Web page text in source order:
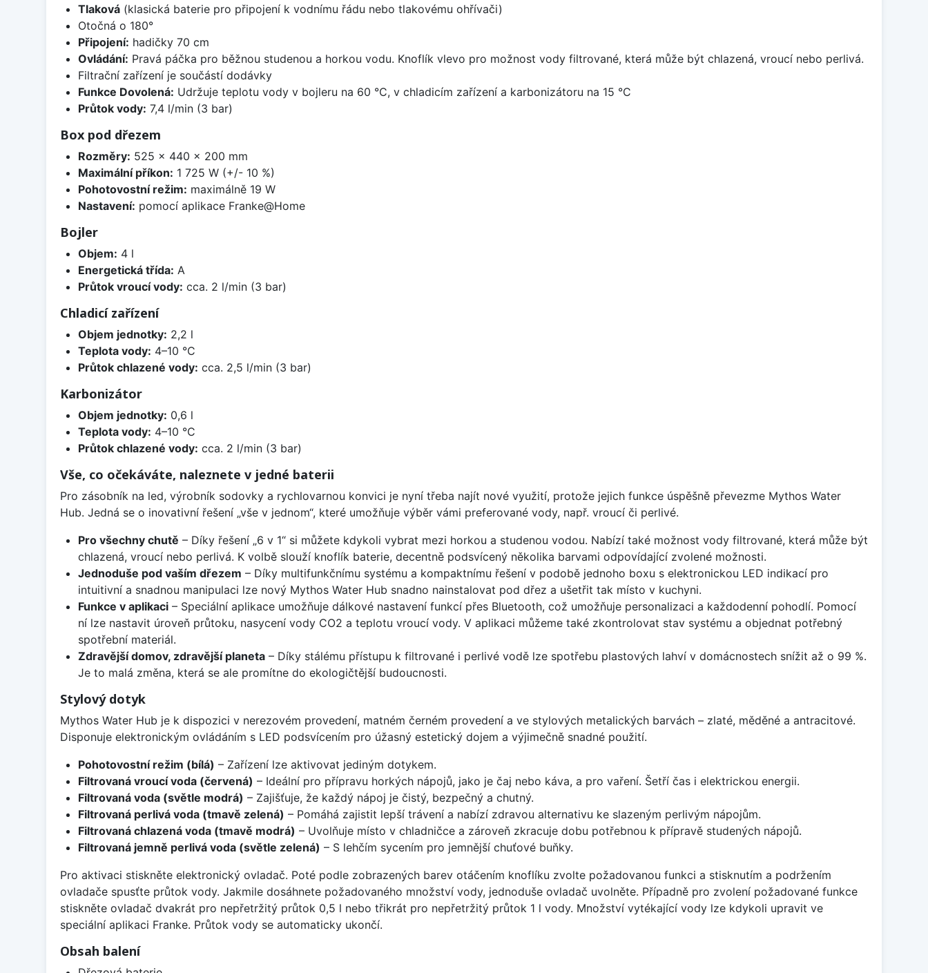
Tlaková(klasická baterie pro připojení k vodnímu řádu nebo tlakovému ohřívači)
Otočná o 180°
Připojení: hadičky 70 cm
Ovládání: Pravá páčka pro běžnou studenou a horkou vodu. Knoflík vlevo pro možnost vody filtrované, která může být chlazená, vroucí nebo perlivá.
Filtrační zařízení je součástí dodávky
Funkce Dovolená: Udržuje teplotu vody v bojleru na 60 °C, v chladicím zařízení a karbonizátoru na 15 °C
Průtok vody: 7,4 l/min (3 bar)
Box pod dřezem
Rozměry: 525 x 440 x 200 mm
Maximální příkon: 1 725 W (+/- 10 %)
Pohotovostní režim: maximálně 19 W
Nastavení: pomocí aplikace Franke@Home
Bojler
Objem: 4 l
Energetická třída: A
Průtok vroucí vody: cca. 2 l/min (3 bar)
Chladicí zařízení
Objem jednotky: 2,2 l
Teplota vody: 4–10 °C
Průtok chlazené vody: cca. 2,5 l/min (3 bar)
Karbonizátor
Objem jednotky: 0,6 l
Teplota vody: 4–10 °C
Průtok chlazené vody: cca. 2 l/min (3 bar)
Vše, co očekáváte, naleznete v jedné baterii
Pro zásobník na led, výrobník sodovky a rychlovarnou konvici je nyní třeba najít nové využití, protože jejich funkce úspěšně převezme Mythos Water
Hub. Jedná se o inovativní řešení „vše v jednom“, které umožňuje výběr vámi preferované vody, např. vroucí či perlivé.
Pro všechny chutě – Díky řešení „6 v 1“ si můžete kdykoli vybrat mezi horkou a studenou vodou. Nabízí také možnost vody filtrované, která může být
chlazená, vroucí nebo perlivá. K volbě slouží knoflík baterie, decentně podsvícený několika barvami odpovídající zvolené možnosti.
Jednoduše pod vaším dřezem – Díky multifunkčnímu systému a kompaktnímu řešení v podobě jednoho boxu s elektronickou LED indikací pro
intuitivní a snadnou manipulaci lze nový Mythos Water Hub snadno nainstalovat pod dřez a ušetřit tak místo v kuchyni.
Funkce v aplikaci– Speciální aplikace umožňuje dálkové nastavení funkcí přes Bluetooth, což umožňuje personalizaci a každodenní pohodlí. Pomocí
ní lze nastavit úroveň průtoku, nasycení vody CO2 a teplotu vroucí vody. V aplikaci můžeme také zkontrolovat stav systému a objednat potřebný
spotřební materiál.
Zdravější domov, zdravější planeta– Díky stálému přístupu k filtrované i perlivé vodě lze spotřebu plastových lahví v domácnostech snížit až o 99 %.
Je to malá změna, která se ale promítne do ekologičtější budoucnosti.
Stylový dotyk
Mythos Water Hub je k dispozici v nerezovém provedení, matném černém provedení a ve stylových metalických barvách – zlaté, měděné a antracitové.
Disponuje elektronickým ovládáním s LED podsvícením pro úžasný estetický dojem a výjimečně snadné použití.
Pohotovostní režim (bílá) – Zařízení lze aktivovat jediným dotykem.
Filtrovaná vroucí voda (červená) – Ideální pro přípravu horkých nápojů, jako je čaj nebo káva, a pro vaření. Šetří čas i elektrickou energii.
Filtrovaná voda (světle modrá) – Zajišťuje, že každý nápoj je čistý, bezpečný a chutný.
Filtrovaná perlivá voda (tmavě zelená) – Pomáhá zajistit lepší trávení a nabízí zdravou alternativu ke slazeným perlivým nápojům.
Filtrovaná chlazená voda (tmavě modrá) – Uvolňuje místo v chladničce a zároveň zkracuje dobu potřebnou k přípravě studených nápojů.
Filtrovaná jemně perlivá voda (světle zelená) – S lehčím sycením pro jemnější chuťové buňky.
Pro aktivaci stiskněte elektronický ovladač. Poté podle zobrazených barev otáčením knoflíku zvolte požadovanou funkci a stisknutím a podržením
ovladače spusťte průtok vody. Jakmile dosáhnete požadovaného množství vody, jednoduše ovladač uvolněte. Případně pro zvolení požadované funkce
stiskněte ovladač dvakrát pro nepřetržitý průtok 0,5 l nebo třikrát pro nepřetržitý průtok 1 l vody. Množství vytékající vody lze kdykoli upravit ve
speciální aplikaci Franke. Průtok vody se automaticky ukončí.
Obsah balení